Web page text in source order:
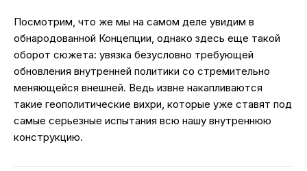
Посмотрим, что же мы на самом деле увидим в
обнародованной Концепции, однако здесь еще такой
оборот сюжета: увязка безусловно требующей
обновления внутренней политики со стремительно
меняющейся внешней. Ведь извне накапливаются
такие геополитические вихри, которые уже ставят под
самые серьезные испытания всю нашу внутреннюю
конструкцию.